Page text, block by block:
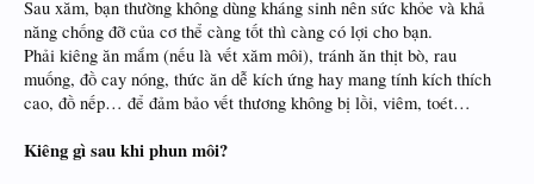
Sau xăm, bạn thường không dùng kháng sinh nên sức khỏe và khả
năng chống đỡ của cơ thể càng tốt thì càng có lợi cho bạn.
Phải kiêng ăn mắm (nếu là vết xăm môi), tránh ăn thịt bò, rau
muống, đồ cay nóng, thức ăn dễ kích ứng hay mang tính kích thích
cao, đồ nếp… để đảm bảo vết thương không bị lồi, viêm, toét…
Kiêng gì sau khi phun môi?